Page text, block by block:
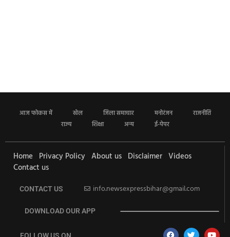
आज फोकस में खेल जिला समाचार मनोरंजन
राजनीति
राज्य
शिक्षा अन्य ई-पेपर
Home Privacy Policy About us Disclaimer Videos
Contact us
CONTACT US info.newsexpressbihar@gmail.com
DOWNLOAD OUR APP
FOLLOW US ON